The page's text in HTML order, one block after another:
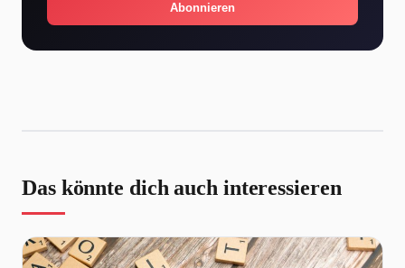
Abonnieren
Das könnte dich auch interessieren